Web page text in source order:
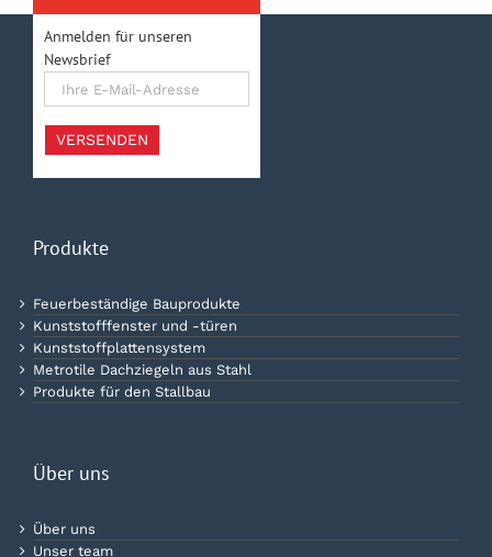
Anmelden für unseren
Newsbrief
Adresse
VERSENDEN
Produkte
Feuerbeständige Bauprodukte
Kunststofffenster und -türen
Kunststoffplattensystem
Metrotile Dachziegeln aus Stahl
Produkte für den Stallbau
Über uns
Über uns
Unser team